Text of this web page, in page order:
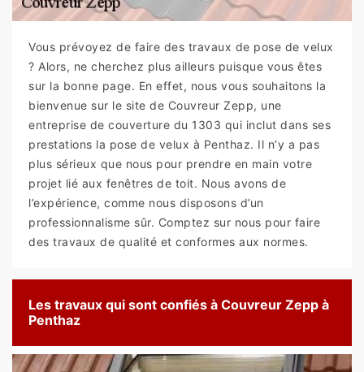
Vous prévoyez de faire des travaux de pose de velux
? Alors, ne cherchez plus ailleurs puisque vous êtes
sur la bonne page. En effet, nous vous souhaitons la
bienvenue sur le site de Couvreur Zepp, une
entreprise de couverture du 1303 qui inclut dans ses
prestations la pose de velux à Penthaz. Il n’y a pas
plus sérieux que nous pour prendre en main votre
projet lié aux fenêtres de toit. Nous avons de
l’expérience, comme nous disposons d’un
professionnalisme sûr. Comptez sur nous pour faire
des travaux de qualité et conformes aux normes.
Les travaux qui sont confiés à Couvreur Zepp à
Penthaz